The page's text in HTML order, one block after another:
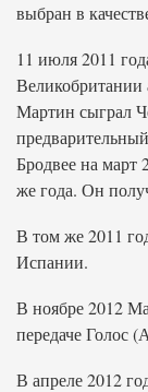
выбран в
11 июля 2011
Мартин сыграл
Бродвее на март
же года. Он
В том же 2011
Испании.
В ноябре 2012
передаче Голос
В апреле 2012